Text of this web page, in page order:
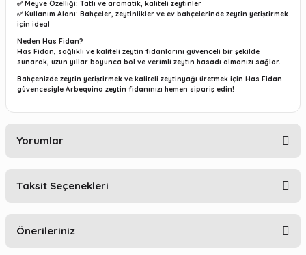
✅Meyve Özelliği: Tatlı ve aromatik, kaliteli zeytinler
✅Kullanım Alanı: Bahçeler, zeytinlikler ve ev bahçelerinde zeytin yetiştirmek
için ideal
Neden Has Fidan?
Has Fidan, sağlıklı ve kaliteli zeytin fidanlarını güvenceli bir şekilde
sunarak, uzun yıllar boyunca bol ve verimli zeytin hasadı almanızı sağlar.
Bahçenizde zeytin yetiştirmek ve kaliteli zeytinyağı üretmek için Has Fidan
güvencesiyle Arbequina zeytin fidanınızı hemen sipariş edin!
Yorumlar
Taksit Seçenekleri
Önerileriniz